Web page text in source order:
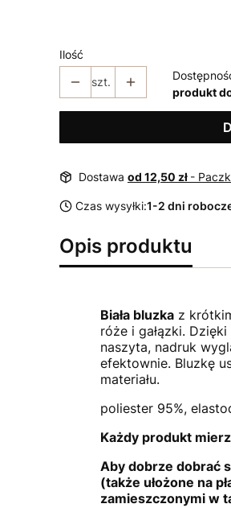
Ilość
szt.
produkt
Dostawa od 12,50 zł -
Czas wysyłki:1-2 dni
Opis produktu
Biała bluzka z
róże i gałązki.
naszyta, nadruk
efektownie. Bluzkę
materiału.
poliester 95%,
Każdy produkt
Aby dobrze dobrać
(także ułożone na
zamieszczonymi w